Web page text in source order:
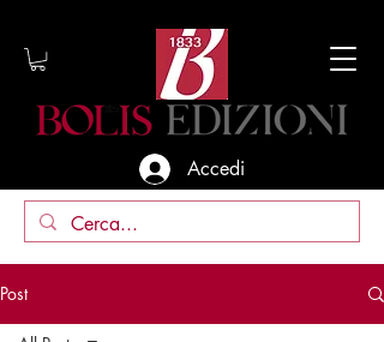
Accedi
Post